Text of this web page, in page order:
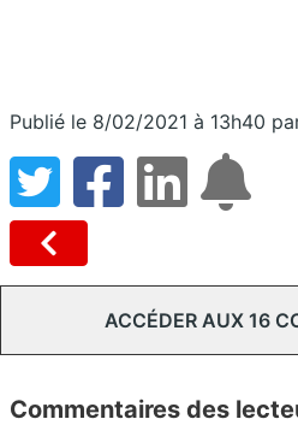
Publié le 8/02/2021 à 13h40
ACCÉDER AUX 16
Commentaires des